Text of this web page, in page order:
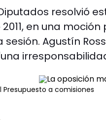
resolvió
en una
Agustín
a comisiones